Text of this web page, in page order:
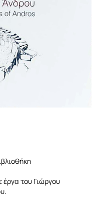
έργα του Γιώργου